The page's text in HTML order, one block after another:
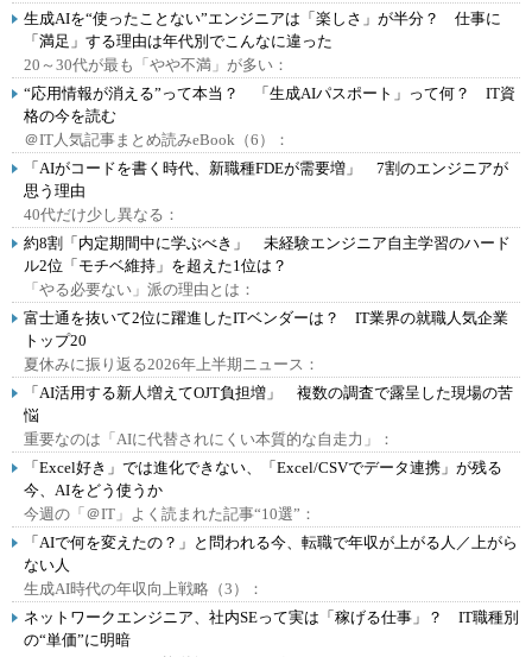
生成AIを“使ったことない”エンジニアは「楽しさ」が半分？ 仕事に
「満足」する理由は年代別でこんなに違った
20～30代が最も「やや不満」が多い：
“応用情報が消える”って本当？ 「生成AIパスポート」って何？ IT資
格の今を読む
＠IT人気記事まとめ読みeBook（6）：
「AIがコードを書く時代、新職種FDEが需要増」 7割のエンジニアが
思う理由
40代だけ少し異なる：
約8割「内定期間中に学ぶべき」 未経験エンジニア自主学習のハード
ル2位「モチベ維持」を超えた1位は？
「やる必要ない」派の理由とは：
富士通を抜いて2位に躍進したITベンダーは？ IT業界の就職人気企業
トップ20
夏休みに振り返る2026年上半期ニュース：
「AI活用する新人増えてOJT負担増」 複数の調査で露呈した現場の苦
悩
重要なのは「AIに代替されにくい本質的な自走力」：
「Excel好き」では進化できない、「Excel/CSVでデータ連携」が残る
今、AIをどう使うか
今週の「＠IT」よく読まれた記事“10選”：
「AIで何を変えたの？」と問われる今、転職で年収が上がる人／上がら
ない人
生成AI時代の年収向上戦略（3）：
ネットワークエンジニア、社内SEって実は「稼げる仕事」？ IT職種別
の“単価”に明暗